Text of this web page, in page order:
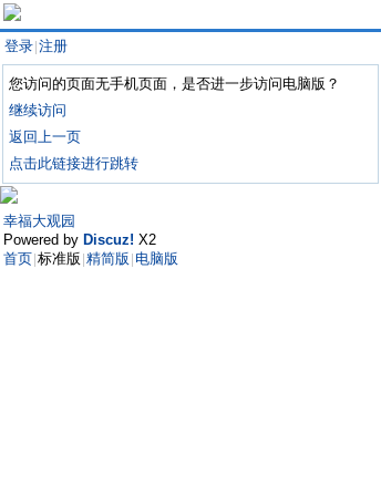
登录 注册
您访问的页面无手机页面，是否进一步访问电脑版？
继续访问
返回上一页
点击此链接进行跳转
幸福大观园
Powered by Discuz! X2
首页 标准版 精简版 电脑版